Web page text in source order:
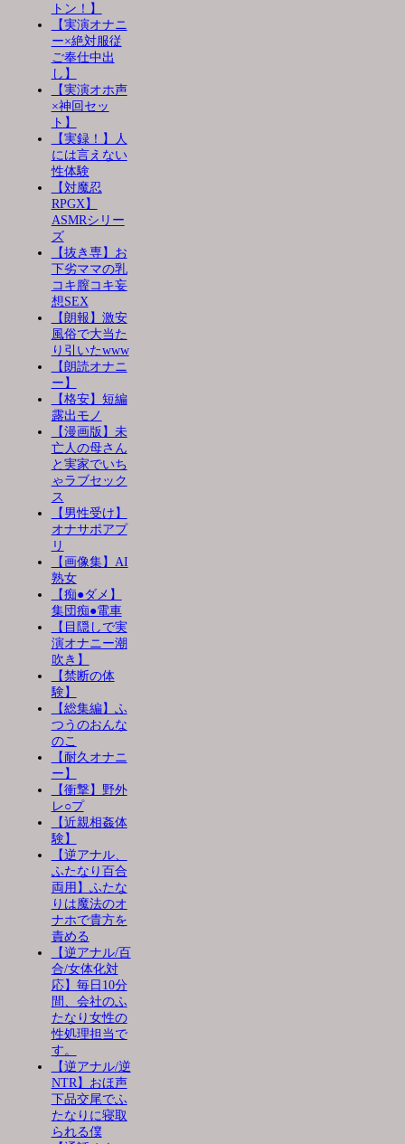
トン！】
【実演オナニ
ー×絶対服従
ご奉仕中出
し】
【実演オホ声
×神回セッ
ト】
【実録！】人
には言えない
性体験
【対魔忍
RPGX】
ASMRシリー
ズ
【抜き専】お
下劣ママの乳
コキ膣コキ妄
想SEX
【朗報】激安
風俗で大当た
り引いたwww
【朗読オナニ
ー】
【格安】短編
露出モノ
【漫画版】未
亡人の母さん
と実家でいち
ゃラブセック
ス
【男性受け】
オナサポアプ
リ
【画像集】AI
熟女
【痴●ダメ】
集団痴●電車
【目隠しで実
演オナニー潮
吹き】
【禁断の体
験】
【総集編】ふ
つうのおんな
のこ
【耐久オナニ
ー】
【衝撃】野外
レ○プ
【近親相姦体
験】
【逆アナル、
ふたなり百合
両用】ふたな
りは魔法のオ
ナホで貴方を
責める
【逆アナル/百
合/女体化対
応】毎日10分
間、会社のふ
たなり女性の
性処理担当で
す。
【逆アナル/逆
NTR】おほ声
下品交尾でふ
たなりに寝取
られる僕